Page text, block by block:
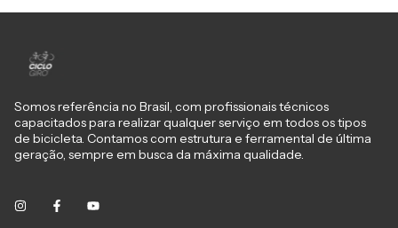
Somos referência no Brasil, com profissionais técnicos
capacitados para realizar qualquer serviço em todos os tipos
de bicicleta. Contamos com estrutura e ferramental de última
geração, sempre em busca da máxima qualidade.